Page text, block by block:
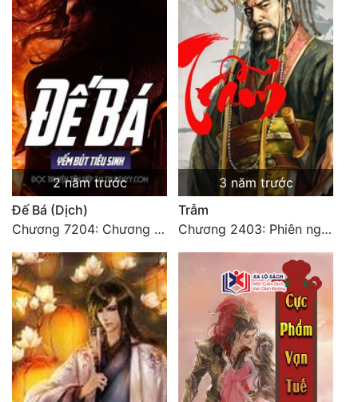
2 năm trước
Đế Bá (Dịch)
Chương 7204: Chương 7204
3 năm trước
Trẫm
Chương 2403: Phiên ngoại (10c)